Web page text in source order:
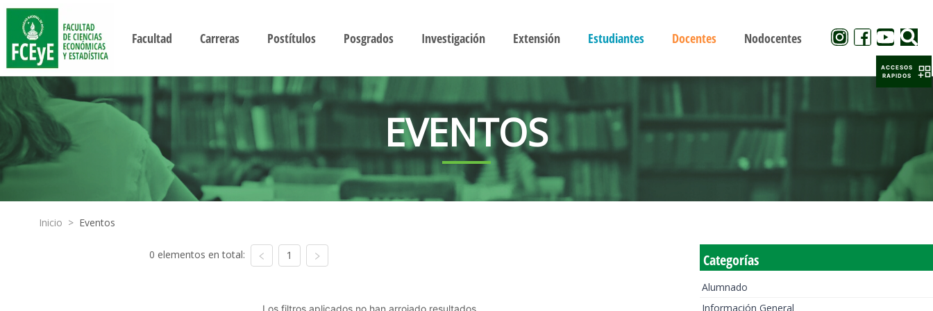
Facultad Carreras Postítulos Posgrados Investigación Extensión Estudiantes Docentes Nodocentes
EVENTOS
Inicio > Eventos
0 elementos en total: 1
Los filtros aplicados no han arrojado resultados
Categorías
Alumnado
Información General
ACCESOS
RAPIDOS